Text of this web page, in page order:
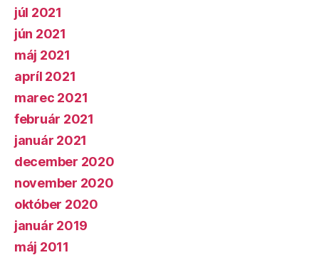
júl 2021
jún 2021
máj 2021
apríl 2021
marec 2021
február 2021
január 2021
december 2020
november 2020
október 2020
január 2019
máj 2011